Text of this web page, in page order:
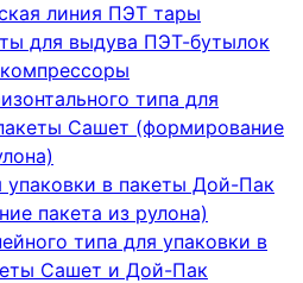
линия ПЭТ тары
для выдува ПЭТ-бутылок
типа для
Сашет (формирование
в пакеты Дой-Пак
пакета из рулона)
типа для упаковки в
Сашет и Дой-Пак